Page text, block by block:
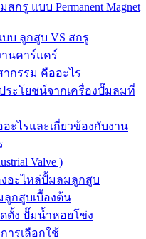
กรู แบบ Permanent Magnet
บ ลูกสูบ VS สกรู
นคาร์แคร์
กรรม คืออะไร
ระโยชน์จากเครื่องปั๊มลมที่
ะไรและเกี่ยวข้องกับงาน
Valve )
อะไหล่ปั้มลมลูกสูบ
กสูบเบื้องต้น
ตั้ง ปั๊มน้ำหอยโข่ง
ารเลือกใช้